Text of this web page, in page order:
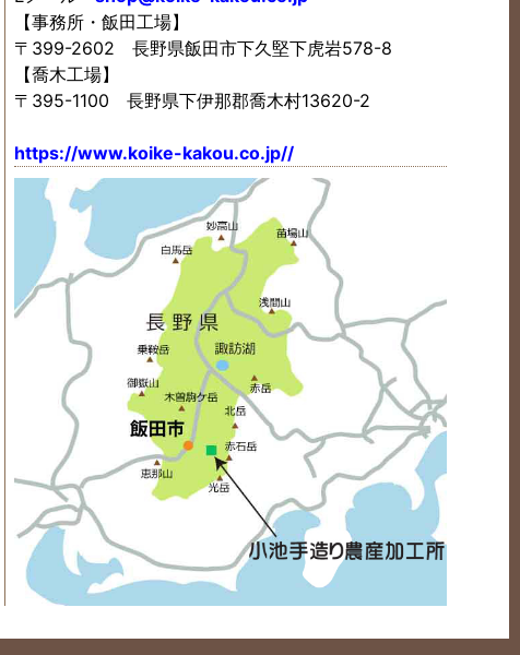
【事務所・飯田工場】
〒399-2602 長野県飯田市下久堅下虎岩578-8
【喬木工場】
〒395-1100 長野県下伊那郡喬木村13620-2
https://www.koike-kakou.co.jp//